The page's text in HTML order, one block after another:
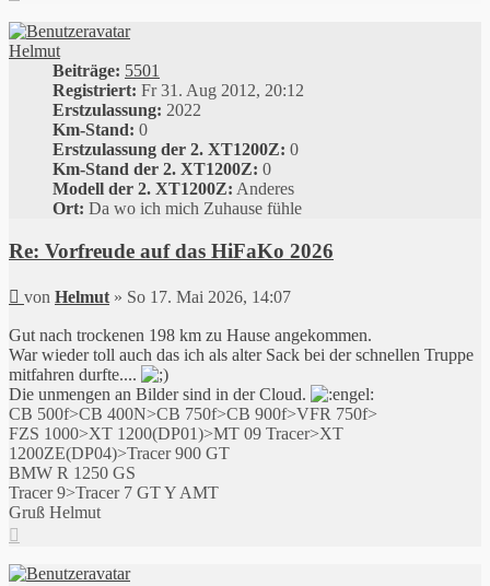
Helmut
Beiträge: 5501
Registriert: Fr 31. Aug 2012, 20:12
Erstzulassung: 2022
Km-Stand: 0
Erstzulassung der 2. XT1200Z: 0
Km-Stand der 2. XT1200Z: 0
Modell der 2. XT1200Z: Anderes
Ort: Da wo ich mich Zuhause fühle
Re: Vorfreude auf das HiFaKo 2026
Beitrag
von Helmut » So 17. Mai 2026, 14:07
Gut nach trockenen 198 km zu Hause angekommen.
War wieder toll auch das ich als alter Sack bei der schnellen Truppe
mitfahren durfte....
Die unmengen an Bilder sind in der Cloud.
CB 500f>CB 400N>CB 750f>CB 900f>VFR 750f>
FZS 1000>XT 1200(DP01)>MT 09 Tracer>XT
1200ZE(DP04)>Tracer 900 GT
BMW R 1250 GS
Tracer 9>Tracer 7 GT Y AMT
Gruß Helmut